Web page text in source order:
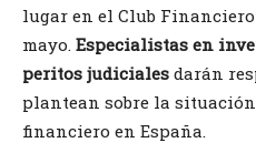
lugar en el Club Financiero
mayo. Especialistas en
peritos judiciales darán
plantean sobre la
financiero en España.